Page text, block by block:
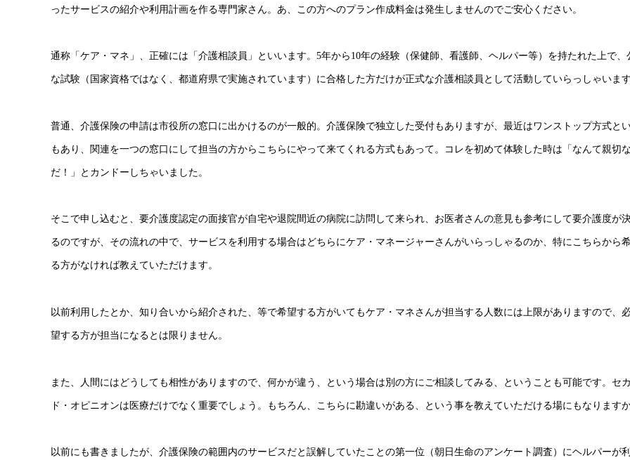
ったサービスの紹介や利用計画を作る専門家さん。あ、この方へのプラン作成料金は発生しませんのでご安心ください。
通称「ケア・マネ」、正確には「介護相談員」といいます。5年から10年の経験（保健師、看護師、ヘルパー等）を持たれた上で、
な試験（国家資格ではなく、都道府県で実施されています）に合格した方だけが正式な介護相談員として活動していらっしゃいます
普通、介護保険の申請は市役所の窓口に出かけるのが一般的。介護保険で独立した受付もありますが、最近はワンストップ方式と
もあり、関連を一つの窓口にして担当の方からこちらにやって来てくれる方式もあって。コレを初めて体験した時は「なんて親切
だ！」とカンドーしちゃいました。
そこで申し込むと、要介護度認定の面接官が自宅や退院間近の病院に訪問して来られ、お医者さんの意見も参考にして要介護度が
るのですが、その流れの中で、サービスを利用する場合はどちらにケア・マネージャーさんがいらっしゃるのか、特にこちらから
る方がなければ教えていただけます。
以前利用したとか、知り合いから紹介された、等で希望する方がいてもケア・マネさんが担当する人数には上限がありますので、
望する方が担当になるとは限りません。
また、人間にはどうしても相性がありますので、何かが違う、という場合は別の方にご相談してみる、ということも可能です。セ
ド・オピニオンは医療だけでなく重要でしょう。もちろん、こちらに勘違いがある、という事を教えていただける場にもなりますか
以前にも書きましたが、介護保険の範囲内のサービスだと誤解していたことの第一位（朝日生命のアンケート調査）にヘルパーが